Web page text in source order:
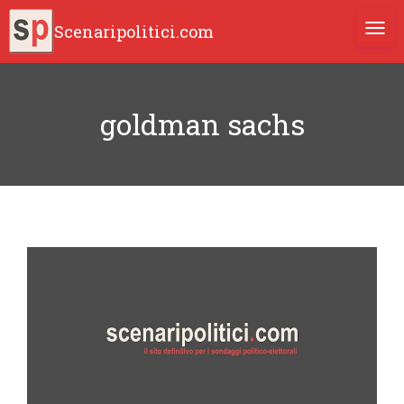
Scenaripolitici.com
goldman sachs